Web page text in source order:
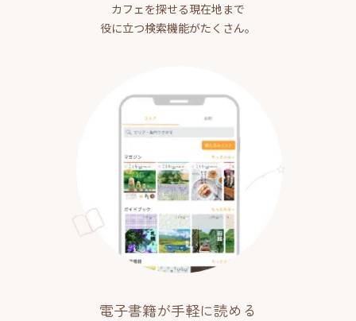
カフェを探せる現在地まで
役に立つ検索機能がたくさん。
電子書籍が手軽に読める